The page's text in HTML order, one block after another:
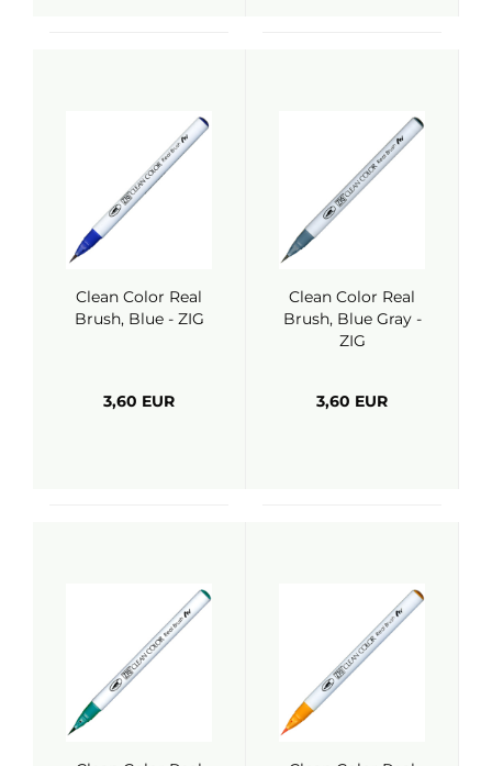
Clean Color Real
Brush, Blue - ZIG
3,60 EUR
Clean Color Real
Brush, Blue Gray -
ZIG
3,60 EUR